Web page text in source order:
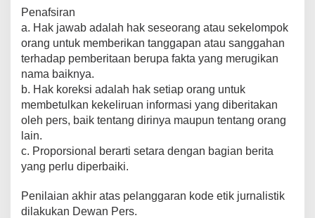
Penafsiran
a. Hak jawab adalah hak seseorang atau sekelompok
orang untuk memberikan tanggapan atau sanggahan
terhadap pemberitaan berupa fakta yang merugikan
nama baiknya.
b. Hak koreksi adalah hak setiap orang untuk
membetulkan kekeliruan informasi yang diberitakan
oleh pers, baik tentang dirinya maupun tentang orang
lain.
c. Proporsional berarti setara dengan bagian berita
yang perlu diperbaiki.
Penilaian akhir atas pelanggaran kode etik jurnalistik
dilakukan Dewan Pers.